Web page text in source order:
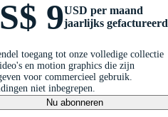
9USD per maand
jaarlijks gefactureerd
toegang tot onze volledige collectie
en motion graphics die zijn
voor commercieel gebruik.
niet inbegrepen.
Nu abonneren